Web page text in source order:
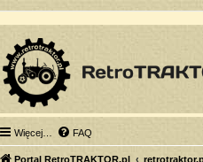
Więcej… FAQ
Portal RetroTRAKTOR.pl